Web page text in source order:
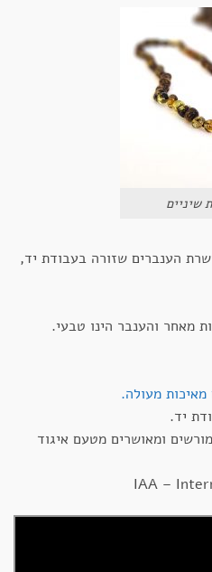
שיניים
30-34 ס"מ, שרשרת הענברים שזורה בעבודת יד,
מאחר והענבר הינו טבעי.
מעולה.
יד.
ומאושרים מטעם איגוד
IAA –